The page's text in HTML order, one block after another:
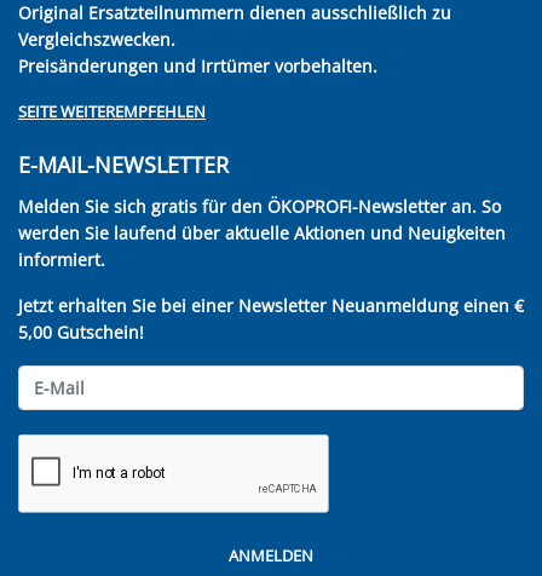
Original Ersatzteilnummern dienen ausschließlich zu
Vergleichszwecken.
Preisänderungen und Irrtümer vorbehalten.
SEITE WEITEREMPFEHLEN
E-MAIL-NEWSLETTER
Melden Sie sich gratis für den ÖKOPROFI-Newsletter an. So
werden Sie laufend über aktuelle Aktionen und Neuigkeiten
informiert.
Jetzt erhalten Sie bei einer Newsletter Neuanmeldung einen €
5,00 Gutschein!
ANMELDEN